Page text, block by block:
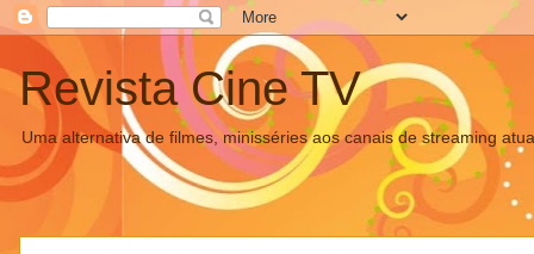
Revista Cine TV
Uma alternativa de filmes, minisséries aos canais de streaming